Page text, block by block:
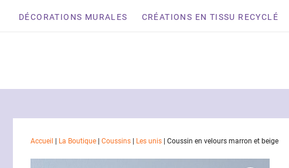
DÉCORATIONS MURALES CRÉATIONS EN TISSU RECYCLÉ
Accueil La Boutique Coussins Les unis Coussin en velours marron et beige